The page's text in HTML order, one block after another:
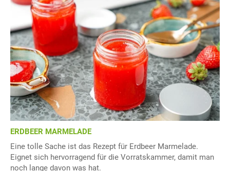
ERDBEER MARMELADE
Eine tolle Sache ist das Rezept für Erdbeer Marmelade.
Eignet sich hervorragend für die Vorratskammer, damit man
noch lange davon was hat.